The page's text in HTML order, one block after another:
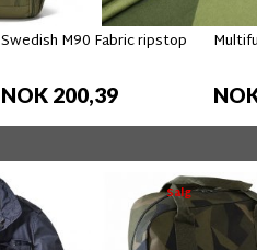
Swedish M90 Fabric ripstop
NOK 200,39 NOK
Salg